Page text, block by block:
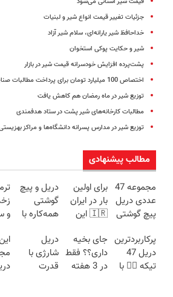
جزئیات تغییر قیمت انواع شیر و لبنیات
خداحافظ شیر یارانه‌ای، سلام شیر آزاد
شیر و حکایت پوکی‌ استخوان
پشت‌پرده افزایش خودسرانه قیمت شیر در بازار
اختصاص 100 میلیارد تومان برای پرداخت مطالبات صنایع شیر و مواد لبنی
توزیع شیر در ماه رمضان هم کاهش یافت
مطالبات کارخانه‌های شیر پشت در ستاد هدفمندی
توزیع شیر در مدارس پسرانه دانشگاه‌ها و مراکز
مطالب پیشنهادی
مجموعه 47
عددی دریل
پیچ گوشتی
(تخفیف به
مدت
محدود)
برای اولین
بار در ایران
🇮🇷 این
ترمیم کننده
23 روزه
ساخت!
دریل و پیچ
گوشتی
همه‌کاره با
هوشمند ⚙️
(نصف
قیمت بازار
و
پرکاربردترین
دریل 47
تیکه 👈🏻 با
جای بخیه
داری؟؟ فقط
در 3 هفته
دریل
شارژی با
قدرت